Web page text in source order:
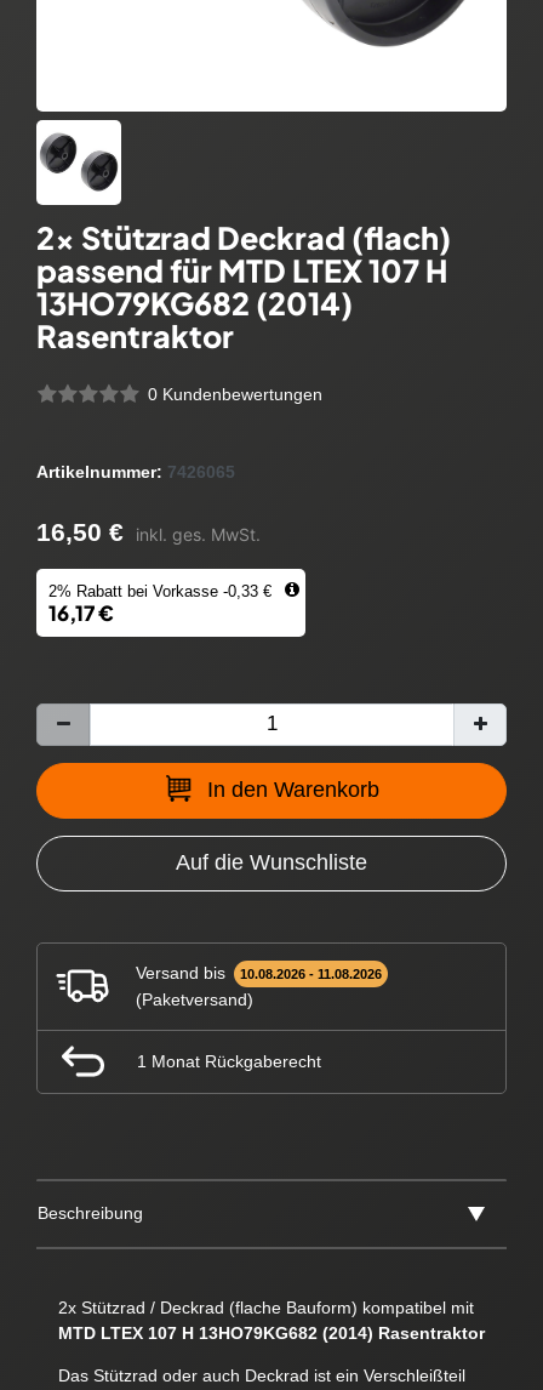
2x Stützrad Deckrad (flach)
passend für MTD LTEX 107 H
13HO79KG682 (2014)
Rasentraktor
0 Kundenbewertungen
Artikelnummer: 7426065
16,50 € inkl. ges. MwSt.
2% Rabatt bei Vorkasse -0,33 €
16,17 €
In den Warenkorb
Auf die Wunschliste
Versand bis 10.08.2026 - 11.08.2026
(Paketversand)
1 Monat Rückgaberecht
Beschreibung
2x Stützrad / Deckrad (flache Bauform) kompatibel mit
MTD LTEX 107 H 13HO79KG682 (2014) Rasentraktor
Das Stützrad oder auch Deckrad ist ein Verschleißteil